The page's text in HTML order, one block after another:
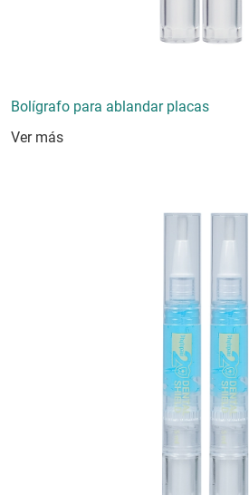
Bolígrafo para ablandar placas
Ver más